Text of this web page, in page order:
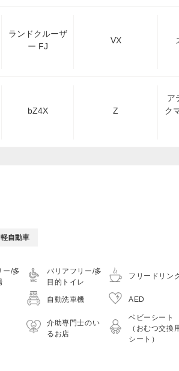
ランドクルーザ
ー FJ
VX
bZ4X Z
ア
ク
軽自動車
ー/多
バリアフリー/多
目的トイレ
フリードリン
自動洗車機 AED
介助専門士のい
るお店
ベビーシート
（おむつ交換
シート）